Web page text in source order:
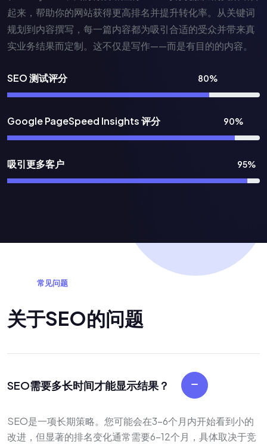
起来，帮助你的网站获得更高排名并提升转化率。从关键词
规划到内容撰写，每一篇内容都为吸引合适的受众并带来真
实业务结果而定制。这不仅是写作——而是有目的的内容。
SEO 测试评分 80%
Google PageSpeed Insights 评分 90%
吸引更多客户 95%
常见问题
关于SEO的问题
SEO需要多长时间才能显示结果？
SEO是一项长期策略。您可能会在3-6个月内开始看到小的
改进，但显著的排名变化通常需要6-12个月，具体取决于竞